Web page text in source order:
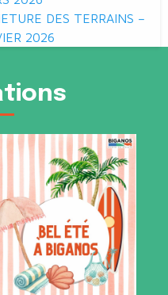
DES TERRAINS –
2026